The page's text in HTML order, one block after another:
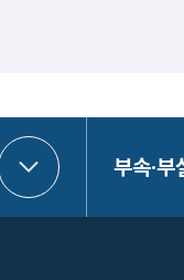
부속·부